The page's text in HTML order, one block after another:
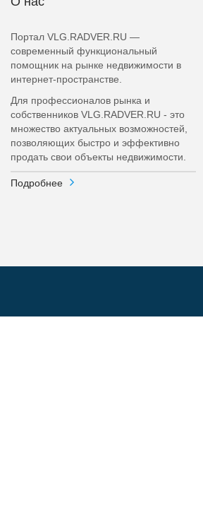
Портал VLG.RADVER.RU —
современный функциональный
помощник на рынке недвижимости в
интернет-пространстве.
Для профессионалов рынка и
собственников VLG.RADVER.RU - это
множество актуальных возможностей,
позволяющих быстро и эффективно
продать свои объекты недвижимости.
Подробнее